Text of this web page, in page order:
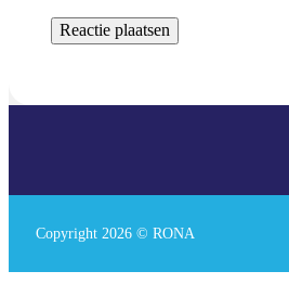
Copyright 2026 © RONA